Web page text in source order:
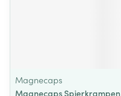
Magnecaps
Magnecaps Spierkrampen